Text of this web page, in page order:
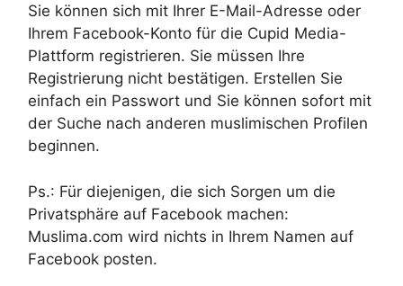
Sie können sich mit Ihrer E-Mail-Adresse oder
Ihrem Facebook-Konto für die Cupid Media-
Plattform registrieren. Sie müssen Ihre
Registrierung nicht bestätigen. Erstellen Sie
einfach ein Passwort und Sie können sofort mit
der Suche nach anderen muslimischen Profilen
beginnen.
Ps.: Für diejenigen, die sich Sorgen um die
Privatsphäre auf Facebook machen:
Muslima.com wird nichts in Ihrem Namen auf
Facebook posten.